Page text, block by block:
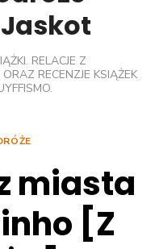
RELACJE Z
RECENZJE KSIĄŻEK
miasta
[Z